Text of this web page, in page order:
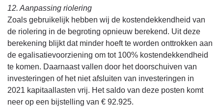
12. Aanpassing riolering
Zoals gebruikelijk hebben wij de kostendekkendheid van
de riolering in de begroting opnieuw berekend. Uit deze
berekening blijkt dat minder hoeft te worden onttrokken aan
de egalisatievoorziening om tot 100% kostendekkendheid
te komen. Daarnaast vallen door het doorschuiven van
investeringen of het niet afsluiten van investeringen in
2021 kapitaallasten vrij. Het saldo van deze posten komt
neer op een bijstelling van € 92.925.